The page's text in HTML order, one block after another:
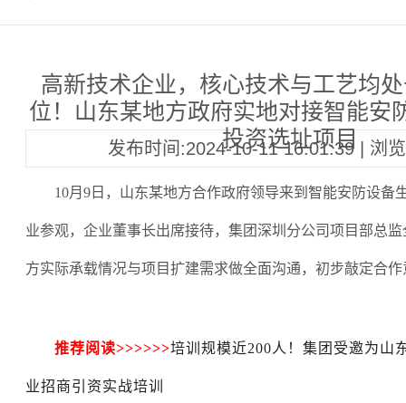
高新技术企业，核心技术与工艺均
位！山东某地方政府实地对接智能安
投资选址项目
发布时间:2024-10-11 16:01:39 | 浏
10月9日，山东某地方合作政府领导来到智能安防设备
业参观，企业董事长出席接待，集团深圳分公司项目部总
方实际承载情况与项目扩建需求做全面沟通，初步敲定合
推荐阅读>>>>>>培训规模近200人！集团受邀为山
业招商引资实战培训